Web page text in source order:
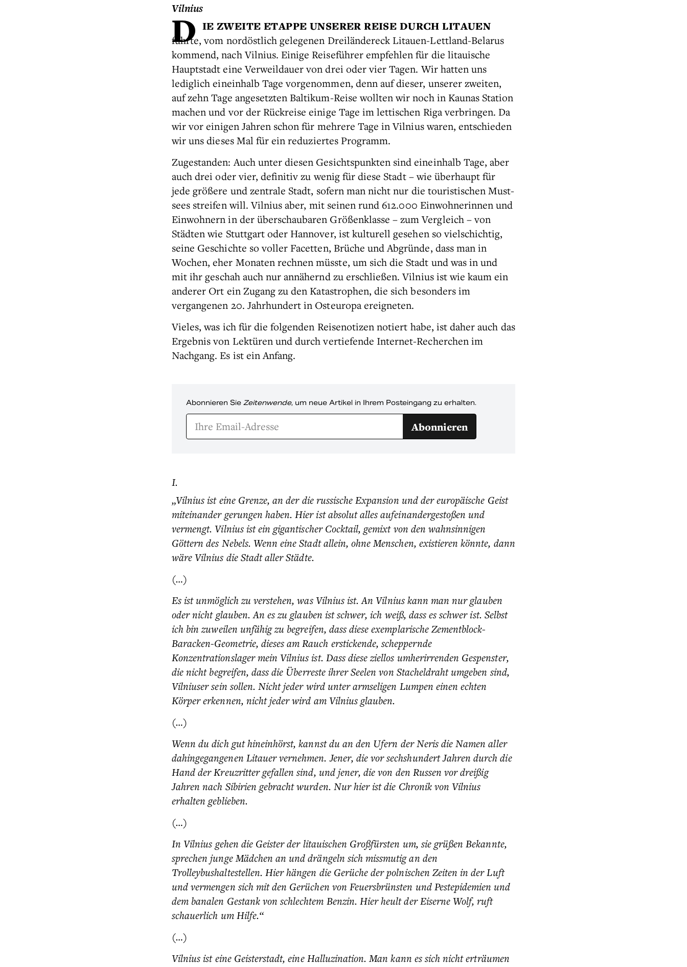
Vilnius
D IE ZWEITE ETAPPE UNSERER REISE DURCH LITAUEN
führte, vom nordöstlich gelegenen Dreiländereck Litauen-Lettland-Belarus
kommend, nach Vilnius. Einige Reiseführer empfehlen für die litauische
Hauptstadt eine Verweildauer von drei oder vier Tagen. Wir hatten uns
lediglich eineinhalb Tage vorgenommen, denn auf dieser, unserer zweiten,
auf zehn Tage angesetzten Baltikum-Reise wollten wir noch in Kaunas Station
machen und vor der Rückreise einige Tage im lettischen Riga verbringen. Da
wir vor einigen Jahren schon für mehrere Tage in Vilnius waren, entschieden
wir uns dieses Mal für ein reduziertes Programm.
Zugestanden: Auch unter diesen Gesichtspunkten sind eineinhalb Tage, aber
auch drei oder vier, definitiv zu wenig für diese Stadt – wie überhaupt für
jede größere und zentrale Stadt, sofern man nicht nur die touristischen Must-
sees streifen will. Vilnius aber, mit seinen rund 612.000 Einwohnerinnen und
Einwohnern in der überschaubaren Größenklasse – zum Vergleich – von
Städten wie Stuttgart oder Hannover, ist kulturell gesehen so vielschichtig,
seine Geschichte so voller Facetten, Brüche und Abgründe, dass man in
Wochen, eher Monaten rechnen müsste, um sich die Stadt und was in und
mit ihr geschah auch nur annähernd zu erschließen. Vilnius ist wie kaum ein
anderer Ort ein Zugang zu den Katastrophen, die sich besonders im
vergangenen 20. Jahrhundert in Osteuropa ereigneten.
Vieles, was ich für die folgenden Reisenotizen notiert habe, ist daher auch das
Ergebnis von Lektüren und durch vertiefende Internet-Recherchen im
Nachgang. Es ist ein Anfang.
Abonnieren Sie Zeitenwende, um neue Artikel in Ihrem Posteingang zu erhalten.
Abonnieren
I.
„Vilnius ist eine Grenze, an der die russische Expansion und der europäische Geist
miteinander gerungen haben. Hier ist absolut alles aufeinandergestoßen und
vermengt. Vilnius ist ein gigantischer Cocktail, gemixt von den wahnsinnigen
Göttern des Nebels. Wenn eine Stadt allein, ohne Menschen, existieren könnte, dann
wäre Vilnius die Stadt aller Städte.
(…)
Es ist unmöglich zu verstehen, was Vilnius ist. An Vilnius kann man nur glauben
oder nicht glauben. An es zu glauben ist schwer, ich weiß, dass es schwer ist. Selbst
ich bin zuweilen unfähig zu begreifen, dass diese exemplarische Zementblock-
Baracken-Geometrie, dieses am Rauch erstickende, scheppernde
Konzentrationslager mein Vilnius ist. Dass diese ziellos umherirrenden Gespenster,
die nicht begreifen, dass die Überreste ihrer Seelen von Stacheldraht umgeben sind,
Vilniuser sein sollen. Nicht jeder wird unter armseligen Lumpen einen echten
Körper erkennen, nicht jeder wird am Vilnius glauben.
(…)
Wenn du dich gut hineinhörst, kannst du an den Ufern der Neris die Namen aller
dahingegangenen Litauer vernehmen. Jener, die vor sechshundert Jahren durch die
Hand der Kreuzritter gefallen sind, und jener, die von den Russen vor dreißig
Jahren nach Sibirien gebracht wurden. Nur hier ist die Chronik von Vilnius
erhalten geblieben.
(…)
In Vilnius gehen die Geister der litauischen Großfürsten um, sie grüßen Bekannte,
sprechen junge Mädchen an und drängeln sich missmutig an den
Trolleybushaltestellen. Hier hängen die Gerüche der polnischen Zeiten in der Luft
und vermengen sich mit den Gerüchen von Feuersbrünsten und Pestepidemien und
dem banalen Gestank von schlechtem Benzin. Hier heult der Eiserne Wolf, ruft
schauerlich um Hilfe.“
(…)
Vilnius ist eine Geisterstadt, eine Halluzination. Man kann es sich nicht erträumen